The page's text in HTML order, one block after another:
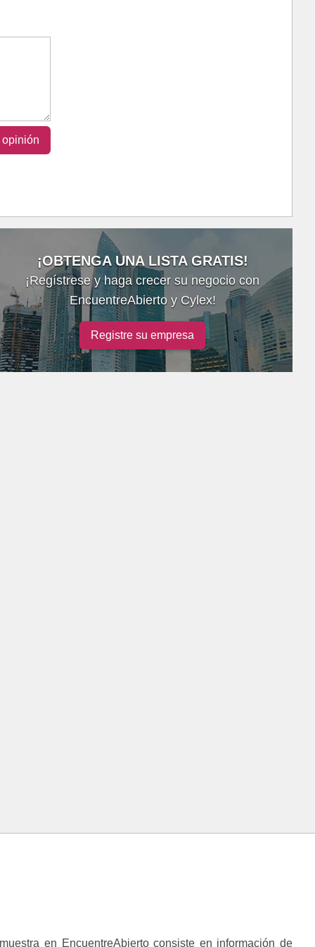
opinión
¡OBTENGA UNA LISTA GRATIS!
¡Regístrese y haga crecer su negocio con
EncuentreAbierto y Cylex!
Registre su empresa
en EncuentreAbierto consiste en información de